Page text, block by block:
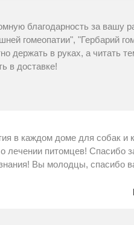
благодарность за вашу
гомеопатии", "Гербарий
держать в руках, а читать
в доставке!
в каждом доме для собак и
лечении питомцев! Спасибо
Вы молодцы, спасибо